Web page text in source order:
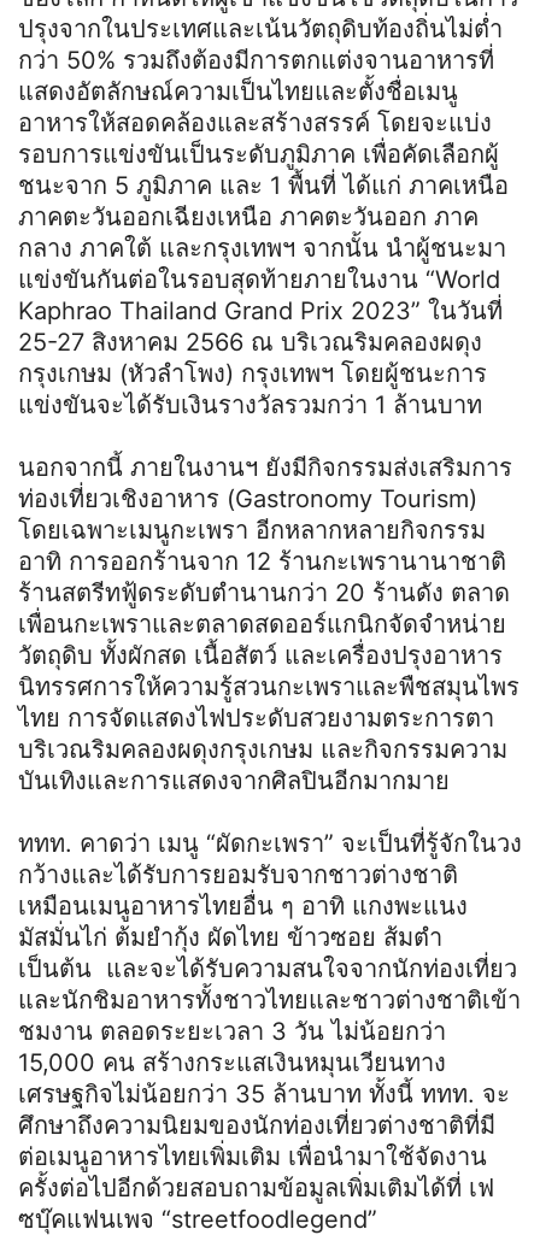
ปรุงจากในประเทศและเน้นวัตถุดิบท้องถิ่นไม่ต่ำ
กว่า 50% รวมถึงต้องมีการตกแต่งจานอาหารที่
แสดงอัตลักษณ์ความเป็นไทยและตั้งชื่อเมนู
อาหารให้สอดคล้องและสร้างสรรค์ โดยจะแบ่ง
รอบการแข่งขันเป็นระดับภูมิภาค เพื่อคัดเลือกผู้
ชนะจาก 5 ภูมิภาค และ 1 พื้นที่ ได้แก่ ภาคเหนือ
ภาคตะวันออกเฉียงเหนือ ภาคตะวันออก ภาค
กลาง ภาคใต้ และกรุงเทพฯ จากนั้น นำผู้ชนะมา
แข่งขันกันต่อในรอบสุดท้ายภายในงาน “World
Kaphrao Thailand Grand Prix 2023” ในวันที่
25-27 สิงหาคม 2566 ณ บริเวณริมคลองผดุง
กรุงเกษม (หัวลำโพง) กรุงเทพฯ โดยผู้ชนะการ
แข่งขันจะได้รับเงินรางวัลรวมกว่า 1 ล้านบาท
นอกจากนี้ ภายในงานฯ ยังมีกิจกรรมส่งเสริมการ
ท่องเที่ยวเชิงอาหาร (Gastronomy Tourism)
โดยเฉพาะเมนูกะเพรา อีกหลากหลายกิจกรรม
อาทิ การออกร้านจาก 12 ร้านกะเพรานานาชาติ
ร้านสตรีทฟู้ดระดับตำนานกว่า 20 ร้านดัง ตลาด
เพื่อนกะเพราและตลาดสดออร์แกนิกจัดจำหน่าย
วัตถุดิบ ทั้งผักสด เนื้อสัตว์ และเครื่องปรุงอาหาร
นิทรรศการให้ความรู้สวนกะเพราและพืชสมุนไพร
ไทย การจัดแสดงไฟประดับสวยงามตระการตา
บริเวณริมคลองผดุงกรุงเกษม และกิจกรรมความ
บันเทิงและการแสดงจากศิลปินอีกมากมาย
ททท. คาดว่า เมนู “ผัดกะเพรา” จะเป็นที่รู้จักในวง
กว้างและได้รับการยอมรับจากชาวต่างชาติ
เหมือนเมนูอาหารไทยอื่น ๆ อาทิ แกงพะแนง
มัสมั่นไก่ ต้มยำกุ้ง ผัดไทย ข้าวซอย ส้มตำ
เป็นต้น และจะได้รับความสนใจจากนักท่องเที่ยว
และนักชิมอาหารทั้งชาวไทยและชาวต่างชาติเข้า
ชมงาน ตลอดระยะเวลา 3 วัน ไม่น้อยกว่า
15,000 คน สร้างกระแสเงินหมุนเวียนทาง
เศรษฐกิจไม่น้อยกว่า 35 ล้านบาท ทั้งนี้ ททท. จะ
ศึกษาถึงความนิยมของนักท่องเที่ยวต่างชาติที่มี
ต่อเมนูอาหารไทยเพิ่มเติม เพื่อนำมาใช้จัดงาน
ครั้งต่อไปอีกด้วยสอบถามข้อมูลเพิ่มเติมได้ที่ เฟ
ซบุ๊คแฟนเพจ “streetfoodlegend”